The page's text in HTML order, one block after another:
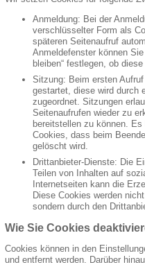
Anmeldung: Bei der
verschlüsselter Form als
späteren Seitenaufruf
Anmeldefenster können
bleiben“ festlegen, ob
Sitzung: Beim ersten
gestartet, diese wird durch
zugeordnet. Sitzungen
Seitenaufrufen wieder zu
bereitstellen zu können.
Cookies, dass beim
gelöscht wird.
Drittanbieter-Dienste: Die
Teilen von Inhalten auf
Internetseiten kann die
Diese Cookies werden
sondern durch den
Wie Sie Cookies
Cookies können in den
und entfernt werden. Darüber